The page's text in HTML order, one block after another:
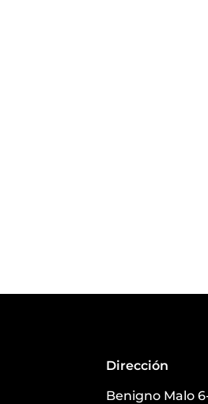
Dirección
Benigno Malo